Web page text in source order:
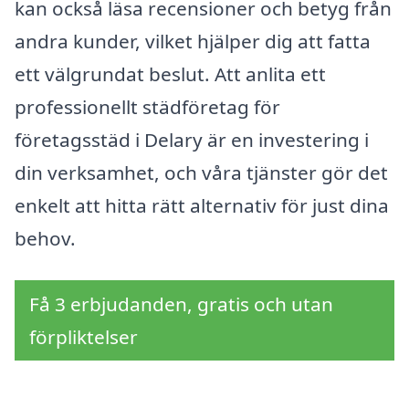
kan också läsa recensioner och betyg från
andra kunder, vilket hjälper dig att fatta
ett välgrundat beslut. Att anlita ett
professionellt städföretag för
företagsstäd i Delary är en investering i
din verksamhet, och våra tjänster gör det
enkelt att hitta rätt alternativ för just dina
behov.
Få 3 erbjudanden, gratis och utan
förpliktelser